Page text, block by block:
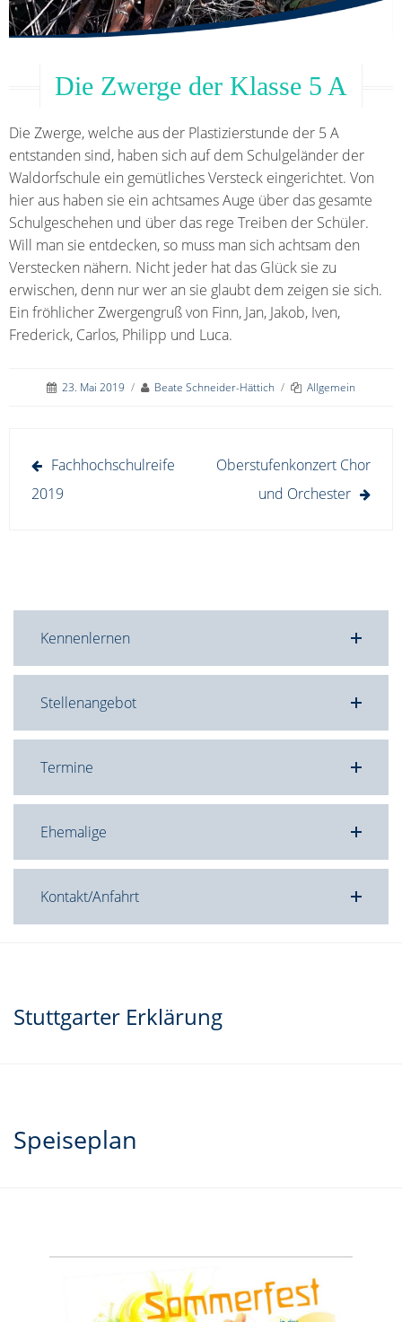
Die Zwerge der Klasse 5 A
Die Zwerge, welche aus der Plastizierstunde der 5 A
entstanden sind, haben sich auf dem Schulgeländer der
Waldorfschule ein gemütliches Versteck eingerichtet. Von
hier aus haben sie ein achtsames Auge über das gesamte
Schulgeschehen und über das rege Treiben der Schüler.
Will man sie entdecken, so muss man sich achtsam den
Verstecken nähern. Nicht jeder hat das Glück sie zu
erwischen, denn nur wer an sie glaubt dem zeigen sie sich.
Ein fröhlicher Zwergengruß von Finn, Jan, Jakob, Iven,
Frederick, Carlos, Philipp und Luca.
23. Mai 2019 / Beate Schneider-Hättich / Allgemein
Beitragsnavigation
Fachhochschulreife
2019
Oberstufenkonzert Chor
und Orchester
Kennenlernen
Stellenangebot
Termine
Ehemalige
Kontakt/Anfahrt
Stuttgarter Erklärung
Speiseplan